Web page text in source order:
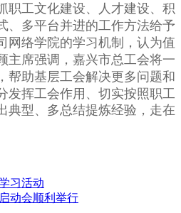
职工文化建设、人才建设、积
、多平台并进的工作方法给予
网络学院的学习机制，认为值
主席强调，嘉兴市总工会将一
帮助基层工会解决更多问题和
发挥工会作用、切实按照职工
典型、多总结提炼经验，走在
习活动
动会顺利举行